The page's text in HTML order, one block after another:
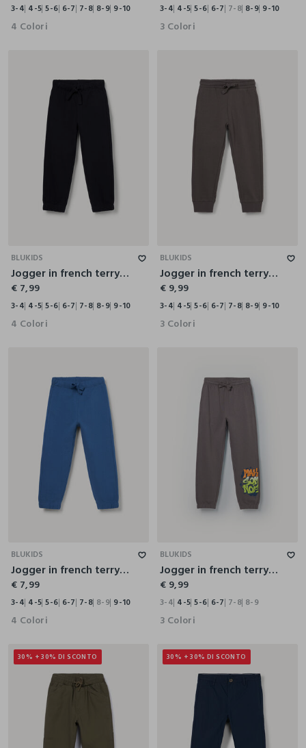
3-4 4-5 5-6 6-7 7-8 8-9 9-10
4 Colori
3-4 4-5 5-6 6-7 7-8 8-9 9-10
3 Colori
BLUKIDS
Jogger in french terry di puro cotone bambino
€ 7,99
3-4 4-5 5-6 6-7 7-8 8-9 9-10
4 Colori
BLUKIDS
Jogger in french terry di puro cotone bambino
€ 9,99
3-4 4-5 5-6 6-7 7-8 8-9 9-10
3 Colori
BLUKIDS
Jogger in french terry di puro cotone bambino
€ 7,99
3-4 4-5 5-6 6-7 7-8 8-9 9-10
4 Colori
BLUKIDS
Jogger in french terry di puro cotone bambino
€ 9,99
3-4 4-5 5-6 6-7 7-8 8-9
3 Colori
30% + 30% DI SCONTO 30% + 30% DI SCONTO